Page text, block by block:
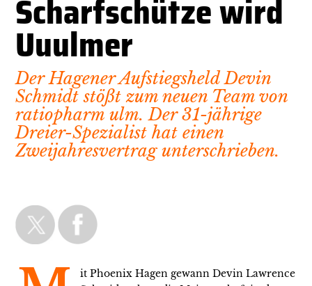
Scharfschütze wird
Uuulmer
Der Hagener Aufstiegsheld Devin
Schmidt stößt zum neuen Team von
ratiopharm ulm. Der 31-jährige
Dreier-Spezialist hat einen
Zweijahresvertrag unterschrieben.
it Phoenix Hagen gewann Devin Lawrence